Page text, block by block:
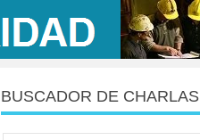
BUSCADOR DE CHARLAS